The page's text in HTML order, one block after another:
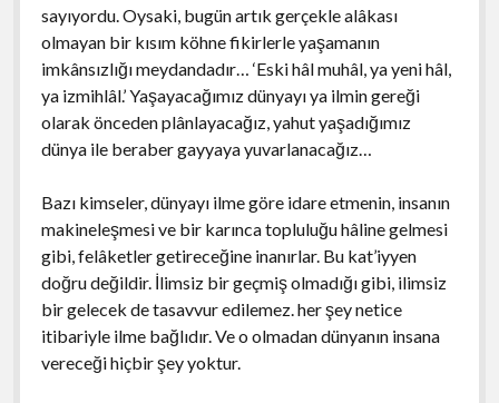
sayıyordu. Oysaki, bugün artık gerçekle alâkası
olmayan bir kısım köhne fikirlerle yaşamanın
imkânsızlığı meydandadır… ‘Eski hâl muhâl, ya yeni hâl,
ya izmihlâl.’ Yaşayacağımız dünyayı ya ilmin gereği
olarak önceden plânlayacağız, yahut yaşadığımız
dünya ile beraber gayyaya yuvarlanacağız…
Bazı kimseler, dünyayı ilme göre idare etmenin, insanın
makineleşmesi ve bir karınca topluluğu hâline gelmesi
gibi, felâketler getireceğine inanırlar. Bu kat’iyyen
doğru değildir. İlimsiz bir geçmiş olmadığı gibi, ilimsiz
bir gelecek de tasavvur edilemez. her şey netice
itibariyle ilme bağlıdır. Ve o olmadan dünyanın insana
vereceği hiçbir şey yoktur.